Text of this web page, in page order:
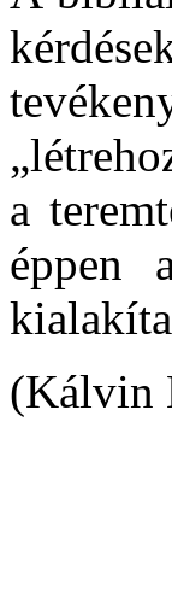
a
éppen
(Kálvin